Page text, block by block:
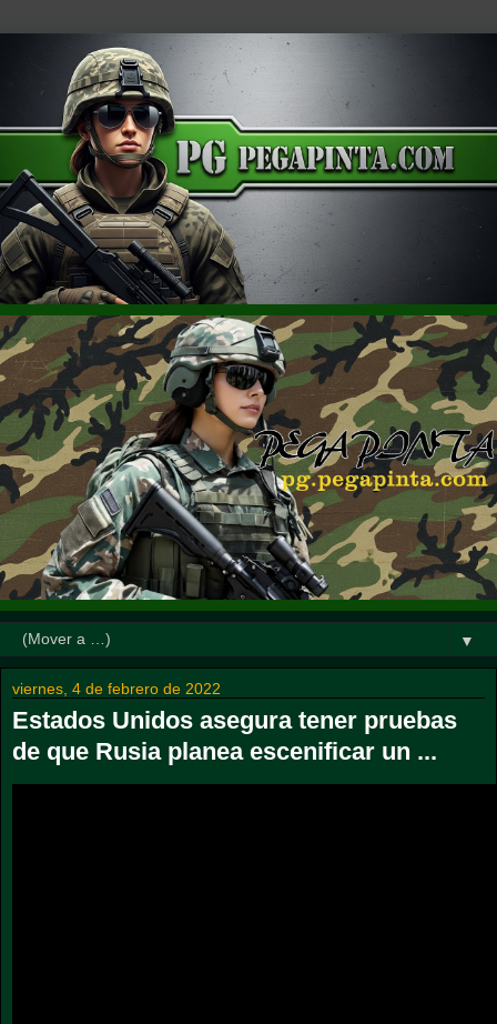
▼
viernes, 4 de febrero de 2022
Estados Unidos asegura tener pruebas
de que Rusia planea escenificar un ...